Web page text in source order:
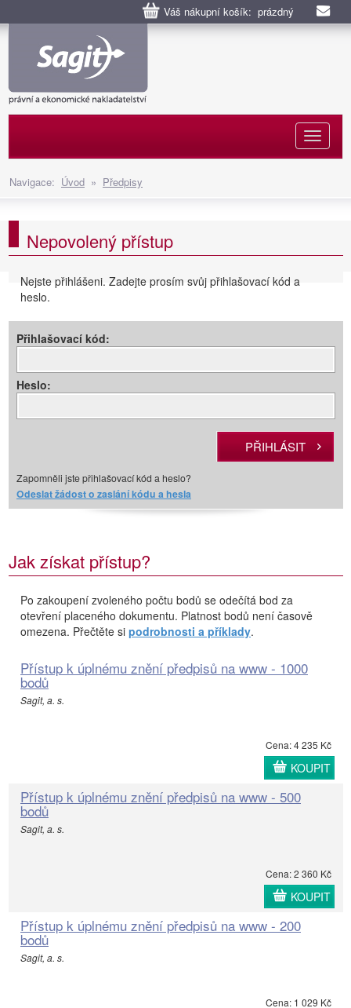
Váš nákupní košík: prázdný
Navigace: Úvod » Předpisy
Nepovolený přístup
Nejste přihlášeni. Zadejte prosím svůj přihlašovací kód a
heslo.
Přihlašovací kód:
Heslo:
Zapomněli jste přihlašovací kód a heslo?
Odeslat žádost o zaslání kódu a hesla
Jak získat přístup?
Po zakoupení zvoleného počtu bodů se odečítá bod za
otevření placeného dokumentu. Platnost bodů není časově
omezena. Přečtěte si podrobnosti a příklady.
Přístup k úplnému znění předpisů na www - 1000
bodů
Sagit, a. s.
Cena: 4 235 Kč
KOUPIT
Přístup k úplnému znění předpisů na www - 500
bodů
Sagit, a. s.
Cena: 2 360 Kč
KOUPIT
Přístup k úplnému znění předpisů na www - 200
bodů
Sagit, a. s.
Cena: 1 029 Kč